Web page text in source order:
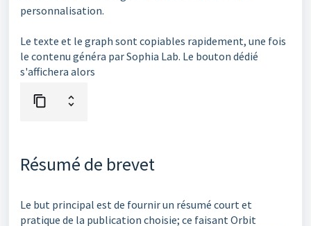
personnalisation.
Le texte et le graph sont copiables rapidement, une fois
le contenu généra par Sophia Lab. Le bouton dédié
s'affichera alors
Résumé de brevet
Le but principal est de fournir un résumé court et
pratique de la publication choisie; ce faisant Orbit